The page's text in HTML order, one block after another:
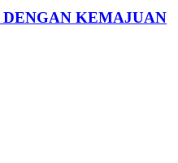
KEMAJUAN